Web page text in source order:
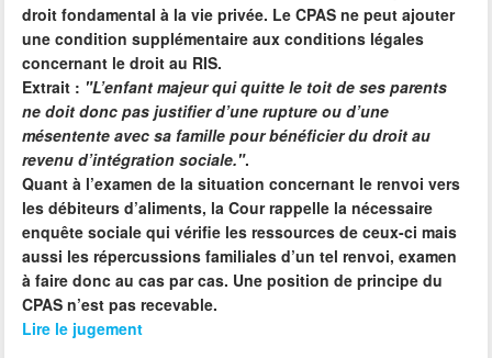
droit fondamental à la vie privée. Le CPAS ne peut ajouter
une condition supplémentaire aux conditions légales
concernant le droit au RIS.
Extrait : "L’enfant majeur qui quitte le toit de ses parents
ne doit donc pas justifier d’une rupture ou d’une
mésentente avec sa famille pour bénéficier du droit au
revenu d’intégration sociale.".
Quant à l’examen de la situation concernant le renvoi vers
les débiteurs d’aliments, la Cour rappelle la nécessaire
enquête sociale qui vérifie les ressources de ceux-ci mais
aussi les répercussions familiales d’un tel renvoi, examen
à faire donc au cas par cas. Une position de principe du
CPAS n’est pas recevable.
Lire le jugement